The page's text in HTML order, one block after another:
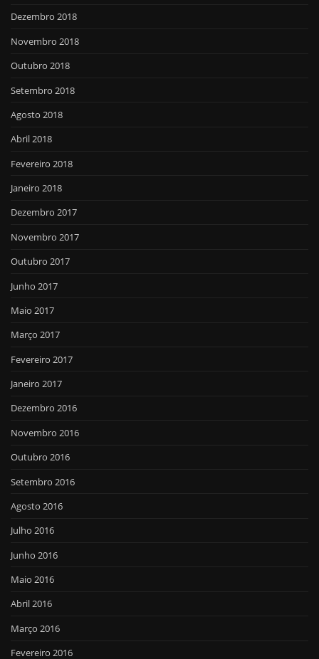
Dezembro 2018
Novembro 2018
Outubro 2018
Setembro 2018
Agosto 2018
Abril 2018
Fevereiro 2018
Janeiro 2018
Dezembro 2017
Novembro 2017
Outubro 2017
Junho 2017
Maio 2017
Março 2017
Fevereiro 2017
Janeiro 2017
Dezembro 2016
Novembro 2016
Outubro 2016
Setembro 2016
Agosto 2016
Julho 2016
Junho 2016
Maio 2016
Abril 2016
Março 2016
Fevereiro 2016